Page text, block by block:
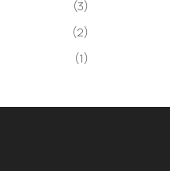
(3)
(2)
(1)